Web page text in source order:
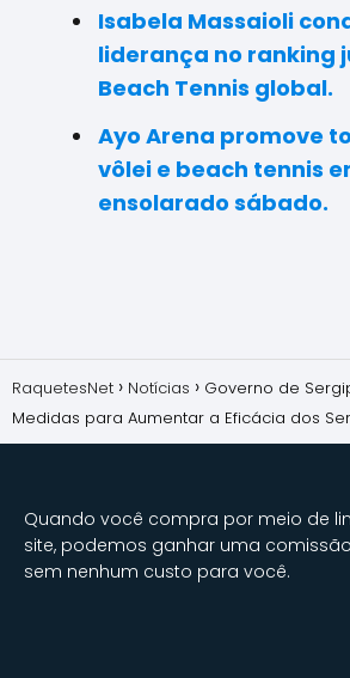
Isabela Massaioli
liderança no ranking
Beach Tennis global.
Ayo Arena promove
vôlei e beach tennis
ensolarado sábado.
RaquetesNet Notícias
Governo de
Medidas para Aumentar a Eficácia dos
Quando você compra por meio de
site, podemos ganhar uma
sem nenhum custo para você.